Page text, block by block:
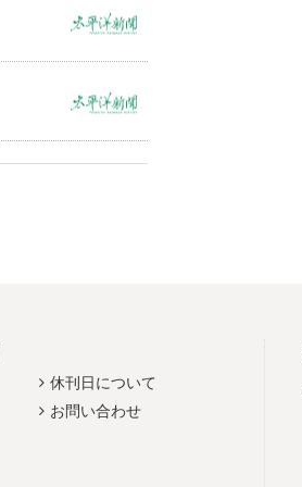
休刊日について
お問い合わせ